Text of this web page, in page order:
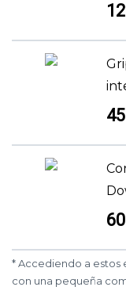
* Accediendo a estos
con una pequeña